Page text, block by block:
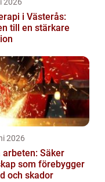
i Västerås:
till en stärkare
2026
arbeten: Säker
som förebygger
och skador